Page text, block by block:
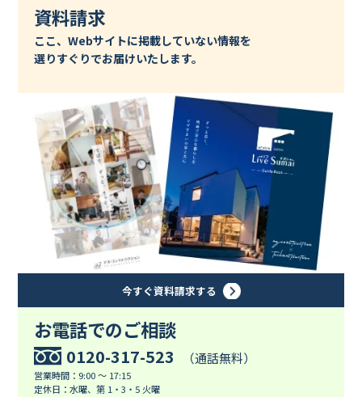
資料請求
ここ、Webサイトに掲載していない情報を
選りすぐりでお届けいたします。
今すぐ資料請求する
お電話でのご相談
0120-317-523 （通話無料）
営業時間：9:00 ～ 17:15
定休日：水曜、第 1・3・5 火曜